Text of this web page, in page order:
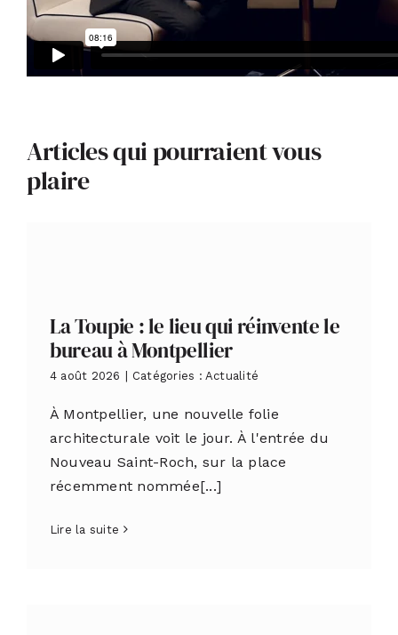
Articles qui pourraient vous
plaire
La Toupie : le lieu qui réinvente le
bureau à Montpellier
4 août 2026 | Catégories : Actualité
À Montpellier, une nouvelle folie
architecturale voit le jour. À l'entrée du
Nouveau Saint-Roch, sur la place
récemment nommée[...]
Lire la suite